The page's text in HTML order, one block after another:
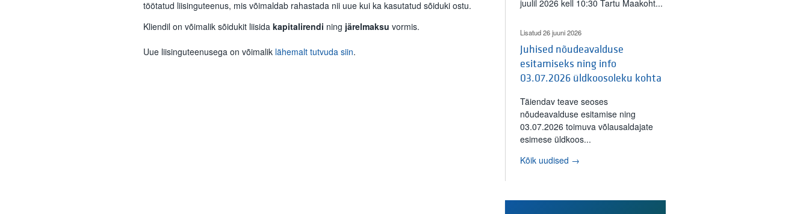
töötatud liisinguteenus, mis võimaldab rahastada nii uue kui ka kasutatud sõiduki ostu.
Kliendil on võimalik sõidukit liisida kapitalirendi ning järelmaksu vormis.
Uue liisinguteenusega on võimalik lähemalt tutvuda siin.
juulil 2026 kell 10:30 Tartu Maakoht...
Lisatud 26 juuni 2026
Juhised nõudeavalduse
esitamiseks ning info
03.07.2026 üldkoosoleku kohta
Täiendav teave seoses
nõudeavalduse esitamise ning
03.07.2026 toimuva võlausaldajate
esimese üldkoos...
Kõik uudised →